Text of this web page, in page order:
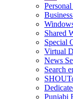
Shared
Special
Virtual
News
Search
Punjabi